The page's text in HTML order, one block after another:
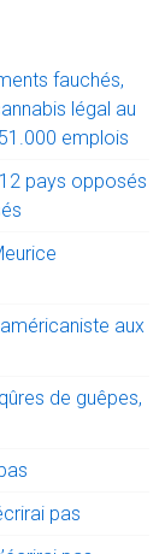
fauchés,
légal au
emplois
pays opposés
aux
de guêpes,
pas